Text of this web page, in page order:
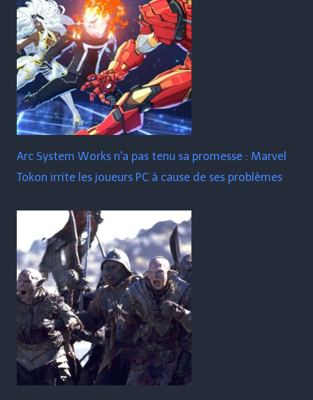
Arc System Works n'a pas tenu sa promesse : Marvel
Tokon irrite les joueurs PC à cause de ses problèmes